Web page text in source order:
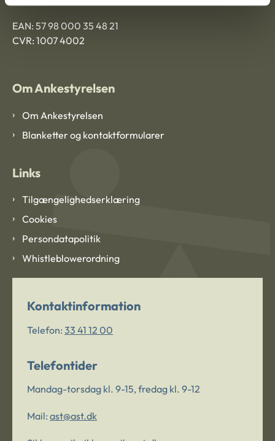
EAN: 57 98 000 35 48 21
CVR: 1007 4002
Om Ankestyrelsen
Om Ankestyrelsen
Blanketter og kontaktformularer
Links
Tilgængelighedserklæring
Cookies
Persondatapolitik
Whistleblowerordning
Kontaktinformation
Telefon: 33 41 12 00
Telefontider
Mandag-torsdag kl. 9-15, fredag kl. 9-12
Mail: ast@ast.dk